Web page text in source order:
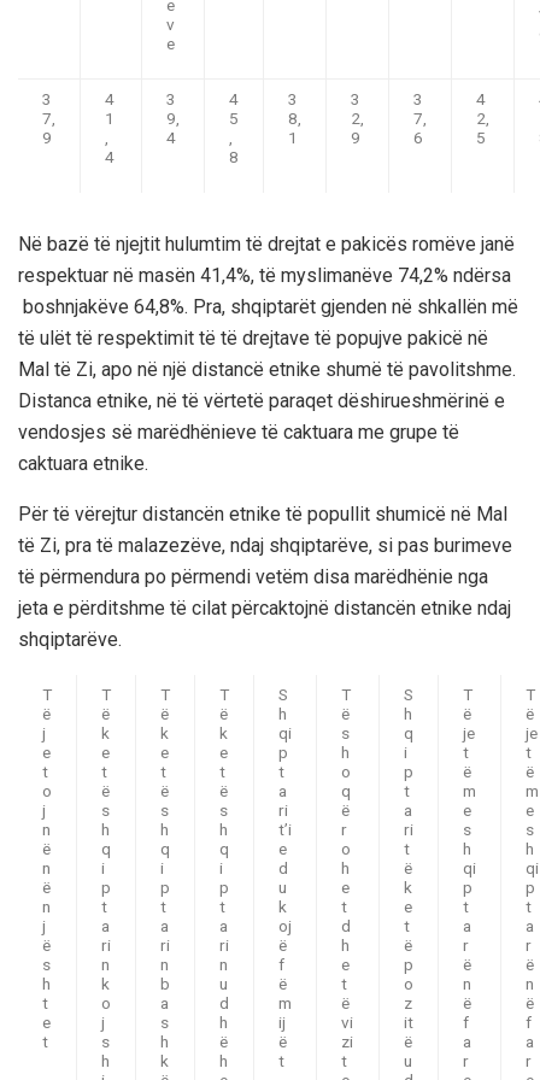
e
v
e
3
7,
9
4
1
4
3
9,
4
4
5
8
3
8,
1
3
2,
9
3
7,
6
4
2,
5
Në bazë të njejtit hulumtim të drejtat e pakicës romëve janë
respektuar në masën 41,4%, të myslimanëve 74,2% ndërsa
boshnjakëve 64,8%. Pra, shqiptarët gjenden në shkallën më
të ulët të respektimit të të drejtave të popujve pakicë në
Mal të Zi, apo në një distancë etnike shumë të pavolitshme.
Distanca etnike, në të vërtetë paraqet dëshirueshmërinë e
vendosjes së marëdhënieve të caktuara me grupe të
caktuara etnike.
Për të vërejtur distancën etnike të popullit shumicë në Mal
të Zi, pra të malazezëve, ndaj shqiptarëve, si pas burimeve
të përmendura po përmendi vetëm disa marëdhënie nga
jeta e përditshme të cilat përcaktojnë distancën etnike ndaj
shqiptarëve.
T
ë
j
e
t
o
j
n
ë
n
ë
n
j
ë
s
h
t
e
t
T
ë
k
e
t
ë
s
h
q
i
p
t
a
ri
n
k
o
j
s
h
T
ë
k
e
t
ë
s
h
q
i
p
t
a
ri
n
b
a
s
h
k
T
ë
k
e
t
ë
s
h
q
i
p
t
a
ri
n
u
d
h
ë
h
S
h
qi
p
t
a
ri
t’i
e
d
u
k
oj
ë
f
ë
m
ij
ë
t
T
ë
s
h
o
q
ë
r
o
h
e
t
d
h
e
t
ë
vi
zi
t
S
h
q
i
p
t
a
ri
t
ë
k
e
t
ë
p
o
z
it
ë
u
T
ë
je
t
ë
m
e
s
h
qi
p
t
a
r
ë
n
ë
f
a
r
T
ë
je
t
ë
m
e
s
h
qi
p
t
a
r
ë
n
ë
f
a
r